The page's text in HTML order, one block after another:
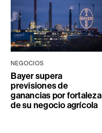
NEGOCIOS
Bayer supera
previsiones de
ganancias por fortaleza
de su negocio agrícola